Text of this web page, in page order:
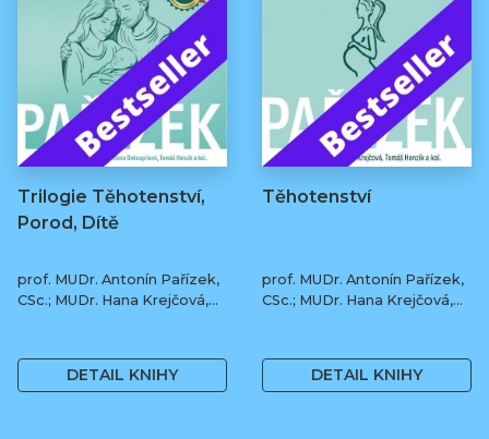
Trilogie Těhotenství,
Porod, Dítě
prof. MUDr. Antonín Pařízek,
CSc.; MUDr. Hana Krejčová,
Tomáš Honzík, Ph.D. a kol.
DETAIL KNIHY
Těhotenství
prof. MUDr. Antonín Pařízek,
CSc.; MUDr. Hana Krejčová,
DETAIL KNIHY